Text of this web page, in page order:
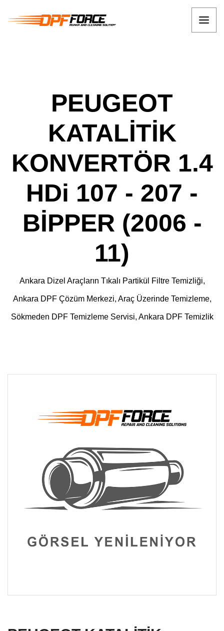
PEUGEOT
KATALİTİK
KONVERTÖR 1.4
HDi 107 - 207 -
BİPPER (2006 -
11)
Ankara Dizel Araçların Tıkalı Partikül Filtre Temizliği,
Ankara DPF Çözüm Merkezi, Araç Üzerinde Temizleme,
Sökmeden DPF Temizleme Servisi, Ankara DPF Temizlik